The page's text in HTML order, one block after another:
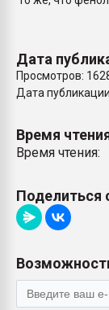
Дата
Просмотров:
Дата
Время
Время чтения:
Поделиться